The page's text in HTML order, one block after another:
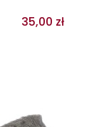
35,00 zł